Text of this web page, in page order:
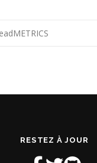
RESTEZ À JOUR